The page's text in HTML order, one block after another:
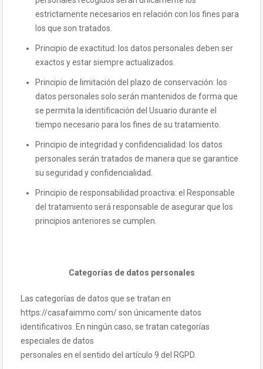
estrictamente necesarios en relación con los fines para
los que son tratados.
Principio de exactitud: los datos personales deben ser
exactos y estar siempre actualizados.
Principio de limitación del plazo de conservación: los
datos personales solo serán mantenidos de forma que
se permita la identificación del Usuario durante el
tiempo necesario para los fines de su tratamiento.
Principio de integridad y confidencialidad: los datos
personales serán tratados de manera que se garantice
su seguridad y confidencialidad.
Principio de responsabilidad proactiva: el Responsable
del tratamiento será responsable de asegurar que los
principios anteriores se cumplen.
Categorías de datos personales
Las categorías de datos que se tratan en
https://casafaimmo.com/ son únicamente datos
identificativos. En ningún caso, se tratan categorías
especiales de datos
personales en el sentido del artículo 9 del RGPD.